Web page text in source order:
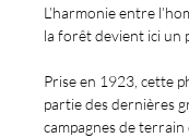
L’harmonie entre
la forêt devient ici un
Prise en 1923, cette
partie des dernières
campagnes de terrain